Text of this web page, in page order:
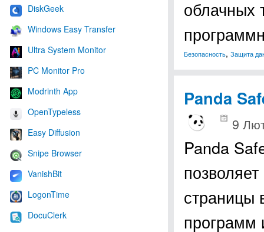
DiskGeek
Windows Easy Transfer
Ultra System Monitor
PC Monitor Pro
Modrinth App
OpenTypeless
Easy Diffusion
Snipe Browser
VanishBit
LogonTime
DocuClerk
облачных
Безопасность, Защита
Panda
9
Panda
страницы
программ